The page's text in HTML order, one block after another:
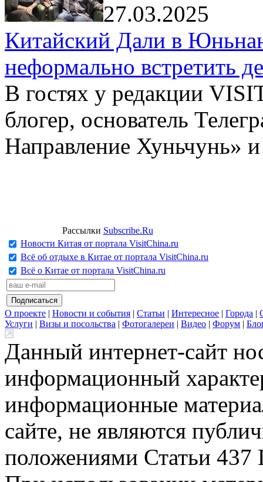
27.03.2025
Китайский Дали в
неформально встретить
В гостях у редакции
блогер, основатель
Направление Хуньчунь»
Рассылки Subscribe.Ru
Новости Китая от портала VisitChina.ru
Всё об отдыхе в Китае от портала VisitChina.ru
Всё о Китае от портала VisitChina.ru
О проекте | Новости и события | Статьи | Интересное | Города |
Услуги | Визы и посольства | Фотогалереи | Видео | Форум |
Данный интернет-сайт
информационный
информационные
сайте, не являются
положениями Статьи 437